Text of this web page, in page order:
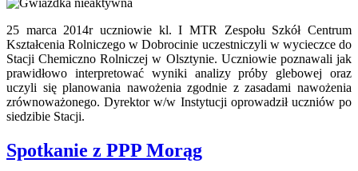
25 marca 2014r uczniowie kl. I MTR Zespołu Szkół Centrum
Kształcenia Rolniczego w Dobrocinie uczestniczyli w wycieczce do
Stacji Chemiczno Rolniczej w Olsztynie. Uczniowie poznawali jak
prawidłowo interpretować wyniki analizy próby glebowej oraz
uczyli się planowania nawożenia zgodnie z zasadami nawożenia
zrównoważonego. Dyrektor w/w Instytucji oprowadził uczniów po
siedzibie Stacji.
Spotkanie z PPP Morąg